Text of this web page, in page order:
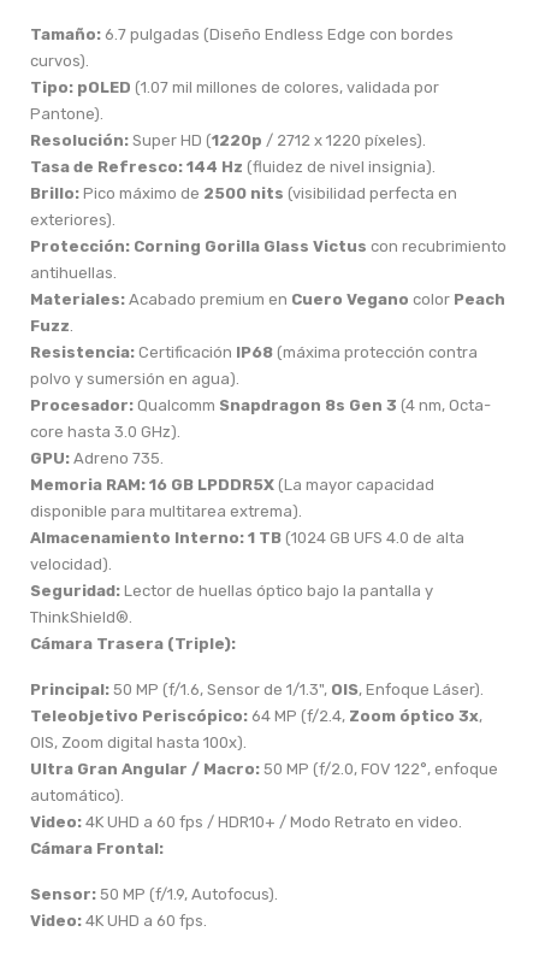
Tamaño: 6.7 pulgadas (Diseño Endless Edge con bordes
curvos).
Tipo: pOLED (1.07 mil millones de colores, validada por
Pantone).
Resolución: Super HD (1220p / 2712 x 1220 píxeles).
Tasa de Refresco: 144 Hz (fluidez de nivel insignia).
Brillo: Pico máximo de 2500 nits (visibilidad perfecta en
exteriores).
Protección: Corning Gorilla Glass Victus con recubrimiento
antihuellas.
Materiales: Acabado premium en Cuero Vegano color Peach
Fuzz
Resistencia: Certificación IP68 (máxima protección contra
polvo y sumersión en agua).
Procesador: Qualcomm Snapdragon 8s Gen 3 (4 nm, Octa-
core hasta 3.0 GHz).
GPU: Adreno 735.
Memoria RAM: 16 GB LPDDR5X (La mayor capacidad
disponible para multitarea extrema).
Almacenamiento Interno: 1 TB (1024 GB UFS 4.0 de alta
velocidad).
Seguridad: Lector de huellas óptico bajo la pantalla y
ThinkShield®.
Cámara Trasera (Triple):
Principal: 50 MP (f/1.6, Sensor de 1/1.3", OIS, Enfoque Láser).
Teleobjetivo Periscópico: 64 MP (f/2.4, Zoom óptico 3x,
OIS, Zoom digital hasta 100x).
Ultra Gran Angular / Macro: 50 MP (f/2.0, FOV 122°, enfoque
automático).
Video: 4K UHD a 60 fps / HDR10+ / Modo Retrato en video.
Cámara Frontal:
Sensor: 50 MP (f/1.9, Autofocus).
Video: 4K UHD a 60 fps.